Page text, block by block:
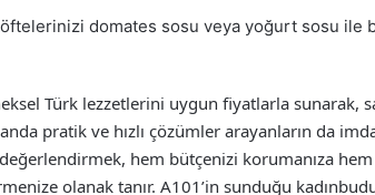
domates sosu veya yoğurt sosu ile
Türk lezzetlerini uygun fiyatlarla sunarak,
pratik ve hızlı çözümler arayanların da
hem bütçenizi korumanıza
olanak tanır. A101’in sunduğu